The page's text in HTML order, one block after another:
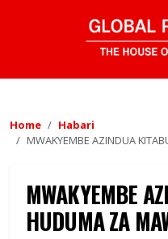
Home
Habari
MWAKYEMBE AZINDUA
MWAKYEMBE
HUDUMA ZA